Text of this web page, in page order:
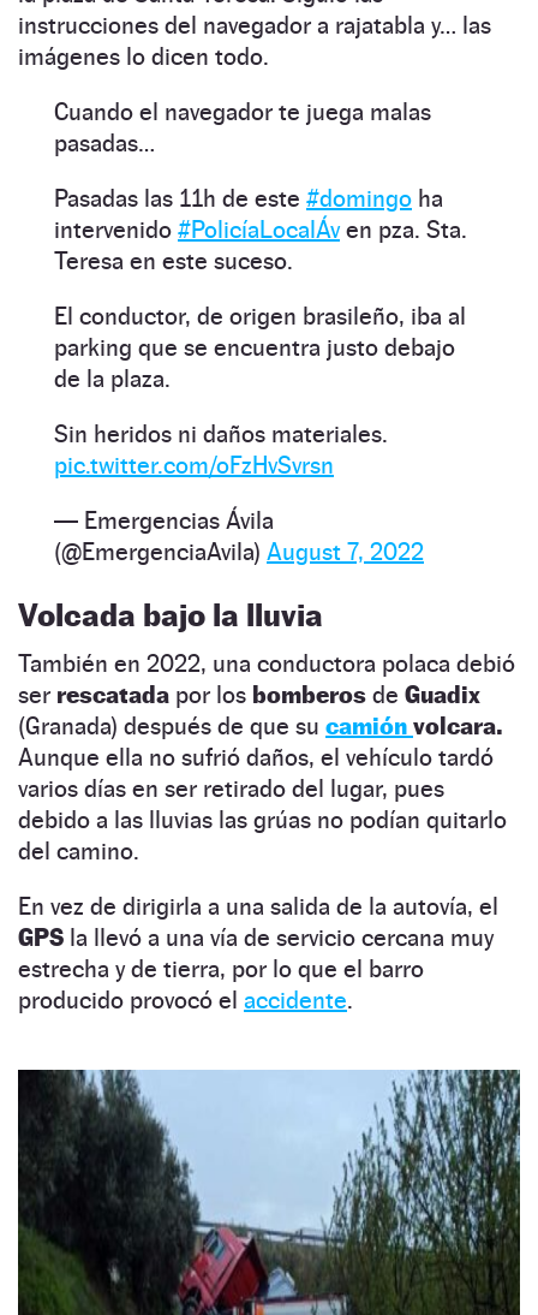
instrucciones del navegador a rajatabla y… las
imágenes lo dicen todo.
Cuando el navegador te juega malas
pasadas…
Pasadas las 11h de este #domingo ha
intervenido #PolicíaLocalÁven pza. Sta.
Teresa en este suceso.
El conductor, de origen brasileño, iba al
parking que se encuentra justo debajo
de la plaza.
Sin heridos ni daños materiales.
pic.twitter.com/oFzHvSvrsn
— Emergencias Ávila
(@EmergenciaAvila) August 7, 2022
Volcada bajo la lluvia
También en 2022, una conductora polaca debió
ser rescatada por los bomberos de Guadix
(Granada) después de que su camión volcara.
Aunque ella no sufrió daños, el vehículo tardó
varios días en ser retirado del lugar, pues
debido a las lluvias las grúas no podían quitarlo
del camino.
En vez de dirigirla a una salida de la autovía, el
GPS la llevó a una vía de servicio cercana muy
estrecha y de tierra, por lo que el barro
producido provocó el accidente.